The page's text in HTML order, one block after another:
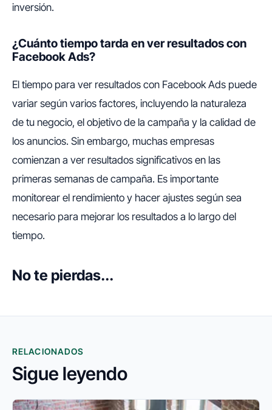
inversión.
¿Cuánto tiempo tarda en ver resultados con
Facebook Ads?
El tiempo para ver resultados con Facebook Ads puede
variar según varios factores, incluyendo la naturaleza
de tu negocio, el objetivo de la campaña y la calidad de
los anuncios. Sin embargo, muchas empresas
comienzan a ver resultados significativos en las
primeras semanas de campaña. Es importante
monitorear el rendimiento y hacer ajustes según sea
necesario para mejorar los resultados a lo largo del
tiempo.
No te pierdas...
RELACIONADOS
Sigue leyendo